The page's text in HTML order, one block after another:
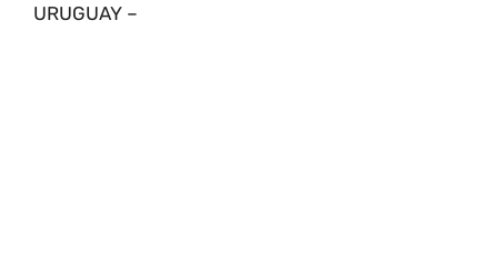
URUGUAY –